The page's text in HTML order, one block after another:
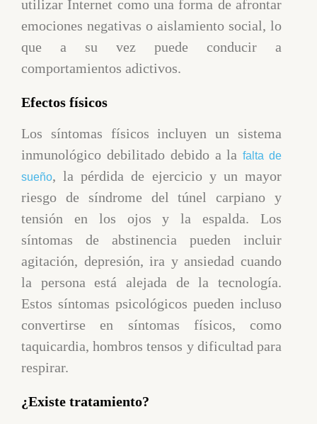
utilizar Internet como una forma de afrontar
emociones negativas o aislamiento social, lo
que a su vez puede conducir a
comportamientos adictivos.
Efectos físicos
Los síntomas físicos incluyen un sistema
inmunológico debilitado debido a lafalta de
sueño, la pérdida de ejercicio y un mayor
riesgo de síndrome del túnel carpiano y
tensión en los ojos y la espalda. Los
síntomas de abstinencia pueden incluir
agitación, depresión, ira y ansiedad cuando
la persona está alejada de la tecnología.
Estos síntomas psicológicos pueden incluso
convertirse en síntomas físicos, como
taquicardia, hombros tensos y dificultad para
respirar.
¿Existe tratamiento?